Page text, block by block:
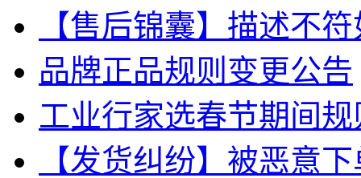
【售后锦囊】描述不
品牌正品规则变更公告
工业行家选春节期间
【发货纠纷】被恶意